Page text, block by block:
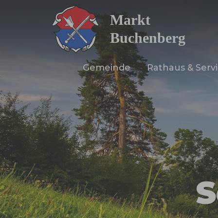
Zum Hauptinhalt springen
Gemeinde Rathaus &